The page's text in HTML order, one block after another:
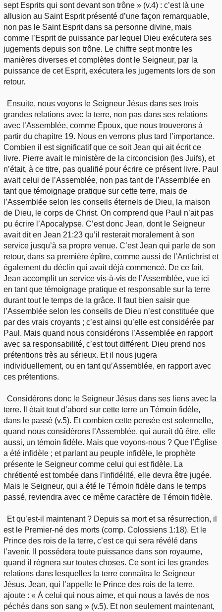
sept Esprits qui sont devant son trône » (v.4) : c’est là une
allusion au Saint Esprit présenté d’une façon remarquable,
non pas le Saint Esprit dans sa personne divine, mais
comme l’Esprit de puissance par lequel Dieu exécutera ses
jugements depuis son trône. Le chiffre sept montre les
manières diverses et complètes dont le Seigneur, par la
puissance de cet Esprit, exécutera les jugements lors de son
retour.
Ensuite, nous voyons le Seigneur Jésus dans ses trois
grandes relations avec la terre, non pas dans ses relations
avec l’Assemblée, comme Époux, que nous trouverons à
partir du chapitre 19. Nous en verrons plus tard l’importance.
Combien il est significatif que ce soit Jean qui ait écrit ce
livre. Pierre avait le ministère de la circoncision (les Juifs), et
n’était, à ce titre, pas qualifié pour écrire ce présent livre. Paul
avait celui de l’Assemblée, non pas tant de l’Assemblée en
tant que témoignage pratique sur cette terre, mais de
l’Assemblée selon les conseils éternels de Dieu, la maison
de Dieu, le corps de Christ. On comprend que Paul n’ait pas
pu écrire l’Apocalypse. C’est donc Jean, dont le Seigneur
avait dit en Jean 21:23 qu’il resterait moralement à son
service jusqu’à sa propre venue. C’est Jean qui parle de son
retour, dans sa première épître, comme aussi de l’Antichrist et
également du déclin qui avait déjà commencé. De ce fait,
Jean accomplit un service vis-à-vis de l’Assemblée, vue ici
en tant que témoignage pratique et responsable sur la terre
durant tout le temps de la grâce. Il faut bien saisir que
l’Assemblée selon les conseils de Dieu n’est constituée que
par des vrais croyants ; c’est ainsi qu’elle est considérée par
Paul. Mais quand nous considérons l’Assemblée en rapport
avec sa responsabilité, c’est tout différent. Dieu prend nos
prétentions très au sérieux. Et il nous jugera
individuellement, ou en tant qu’Assemblée, en rapport avec
ces prétentions.
Considérons donc le Seigneur Jésus dans ses liens avec la
terre. Il était tout d’abord sur cette terre un Témoin fidèle,
dans le passé (v.5). Et combien cette pensée est solennelle,
quand nous considérons l’Assemblée, qui aurait dû être, elle
aussi, un témoin fidèle. Mais que voyons-nous ? Que l’Église
a été infidèle ; et parlant au peuple infidèle, le prophète
présente le Seigneur comme celui qui est fidèle. La
chrétienté est tombée dans l’infidélité, elle devra être jugée.
Mais le Seigneur, qui a été le Témoin fidèle dans le temps
passé, reviendra avec ce même caractère de Témoin fidèle.
Et qu’est-il maintenant ? Depuis sa mort et sa résurrection, il
est le Premier-né des morts (comp. Colossiens 1:18). Et le
Prince des rois de la terre, c’est ce qui sera révélé dans
l’avenir. Il possédera toute puissance dans son royaume,
quand il régnera sur toutes choses. Ce sont ici les grandes
relations dans lesquelles la terre connaîtra le Seigneur
Jésus. Jean, qui l’appelle le Prince des rois de la terre,
ajoute : « À celui qui nous aime, et qui nous a lavés de nos
péchés dans son sang » (v.5). Et non seulement maintenant,